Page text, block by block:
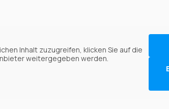
Inhalt zuzugreifen, klicken Sie auf die
weitergegeben werden.